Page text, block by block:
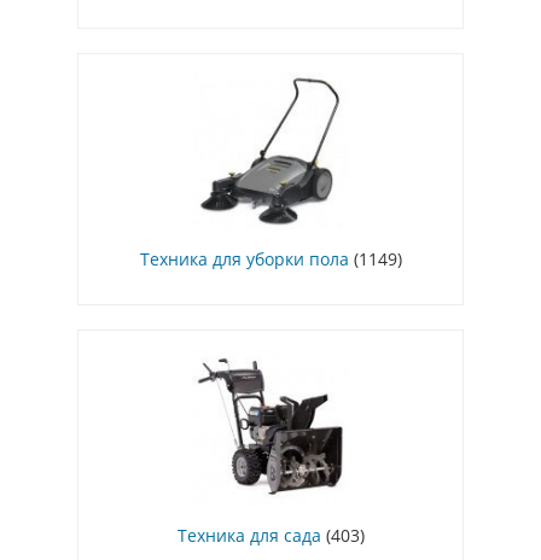
Техника для уборки пола (1149)
Техника для сада (403)